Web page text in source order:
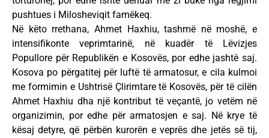
pushtues i Milosheviqit famëkeq.
Në këto rrethana, Ahmet Haxhiu, tashmë në moshë, e
intensifikonte veprimtarinë, në kuadër të Lëvizjes
Popullore për Republikën e Kosovës, por edhe jashtë saj.
Kosova po përgatitej për luftë të armatosur, e cila kulmoi
me formimin e Ushtrisë Çlirimtare të Kosovës, për të cilën
Ahmet Haxhiu dha një kontribut të veçantë, jo vetëm në
organizimin, por edhe për armatosjen e saj. Në krye të
kësaj detyre, që përbën kurorën e veprës dhe jetës së tij,